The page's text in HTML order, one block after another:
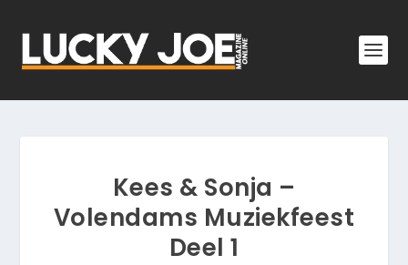
Kees & Sonja –
Volendams Muziekfeest
Deel 1